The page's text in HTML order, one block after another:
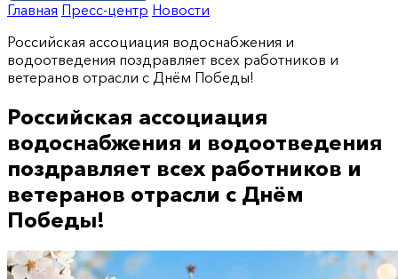
Главная Пресс-центр Новости
Российская ассоциация водоснабжения и
водоотведения поздравляет всех работников и
ветеранов отрасли с Днём Победы!
Российская ассоциация
водоснабжения и водоотведения
поздравляет всех работников и
ветеранов отрасли с Днём
Победы!